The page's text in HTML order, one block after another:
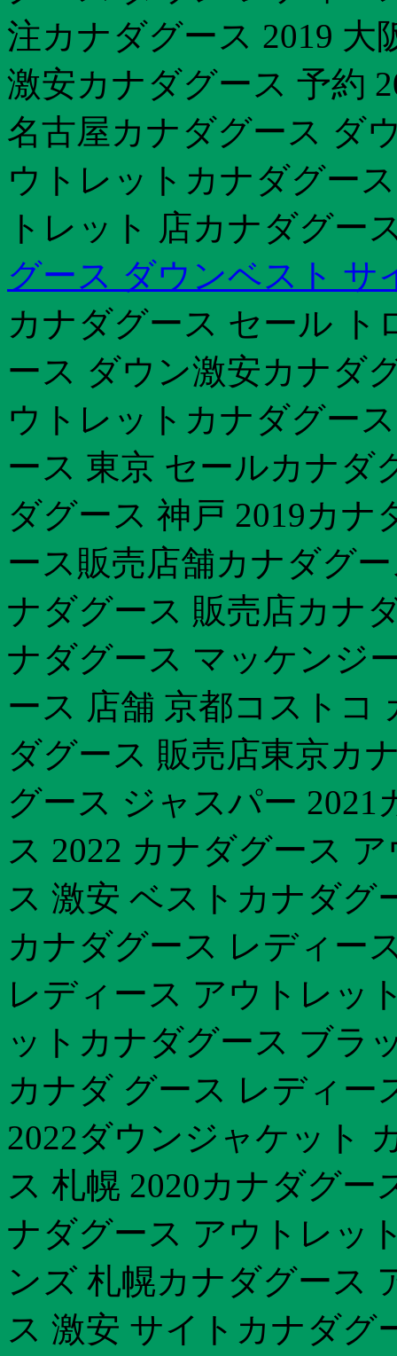
注カナダグース 2019
激安カナダグース 予約
名古屋カナダグース ダ
ウトレットカナダグー
トレット 店カナダグー
グース ダウンベスト サ
カナダグース セール
ース ダウン激安カナダ
ウトレットカナダグー
ース 東京 セールカナダ
ダグース 神戸 2019カ
ース販売店舗カナダグ
ナダグース 販売店カナ
ナダグース マッケンジ
ース 店舗 京都コストコ
ダグース 販売店東京カ
グース ジャスパー
ス 2022 カナダグース
ス 激安 ベストカナダグ
カナダグース レディー
レディース アウトレッ
ットカナダグース ブラ
カナダ グース レディ
2022ダウンジャケット
ス 札幌 2020カナダグー
ナダグース アウトレッ
ンズ 札幌カナダグース
ス 激安 サイトカナダグ